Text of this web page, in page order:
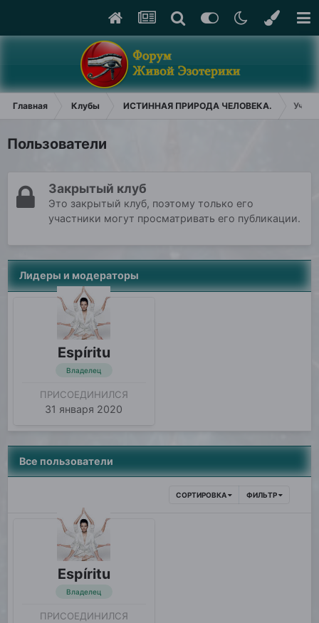
Главная Клубы ИСТИННАЯ ПРИРОДА ЧЕЛОВЕКА.
Пользователи
Закрытый клуб
Это закрытый клуб, поэтому только его
участники могут просматривать его публикации.
Лидеры и модераторы
Espíritu
Владелец
ПРИСОЕДИНИЛСЯ
31 января 2020
Все пользователи
СОРТИРОВКА ФИЛЬТР
Espíritu
Владелец
ПРИСОЕДИНИЛСЯ